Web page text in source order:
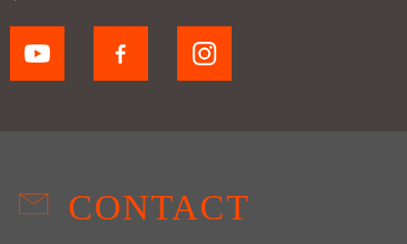
CONTACT